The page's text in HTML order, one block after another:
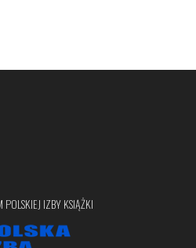
POLSKIEJ IZBY KSIĄŻKI